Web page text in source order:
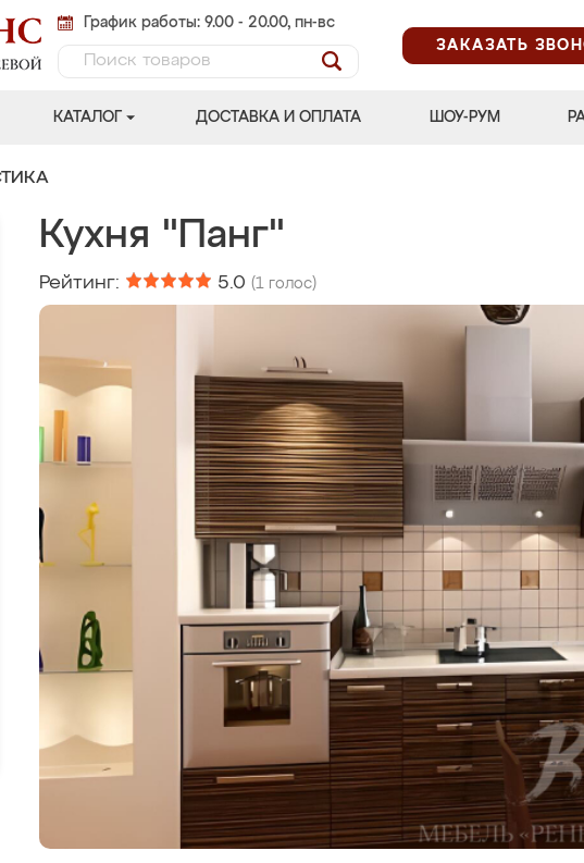
График работы: 9.00 - 20.00, пн-вс
ЗАКАЗАТЬ
КАТАЛОГ ДОСТАВКА И ОПЛАТА ШОУ-РУМ
Кухня "Панг"
Рейтинг: 5.0 (1 голос)